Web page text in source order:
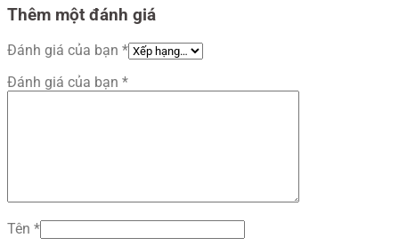
Thêm một đánh giá
Đánh giá của bạn *
Đánh giá của bạn *
Tên *